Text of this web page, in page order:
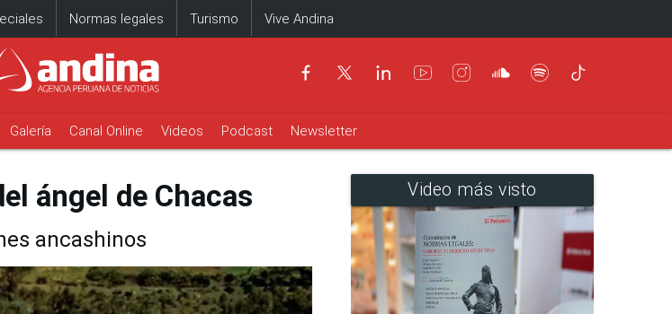
Normas legales Turismo Vive Andina
Galería Canal Online Videos Podcast Newsletter
ángel de Chacas
ancashinos
Video más visto